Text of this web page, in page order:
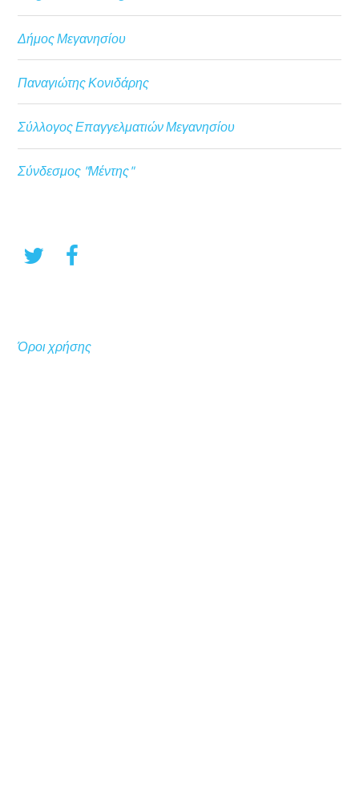
Δήμος Μεγανησίου
Παναγιώτης Κονιδάρης
Σύλλογος Επαγγελματιών Μεγανησίου
Σύνδεσμος "Μέντης"
Όροι χρήσης